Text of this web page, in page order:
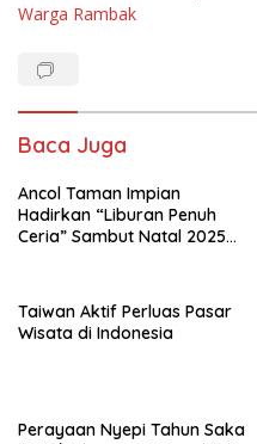
Warga Rambak
Baca Juga
Ancol Taman Impian
Hadirkan “Liburan Penuh
Ceria” Sambut Natal 2025
Taiwan Aktif Perluas Pasar
Wisata di Indonesia
Perayaan Nyepi Tahun Saka